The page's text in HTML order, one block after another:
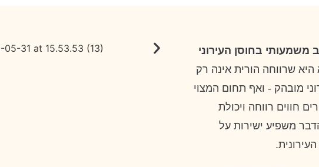
משמעותי בחוסן העירוני
היא שרווחה הורית אינה רק
מובהק - ואף תחום המצוי
חווים רווחה ויכולת
משפיע ישירות על